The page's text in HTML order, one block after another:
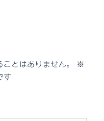
とはありません。
※
す